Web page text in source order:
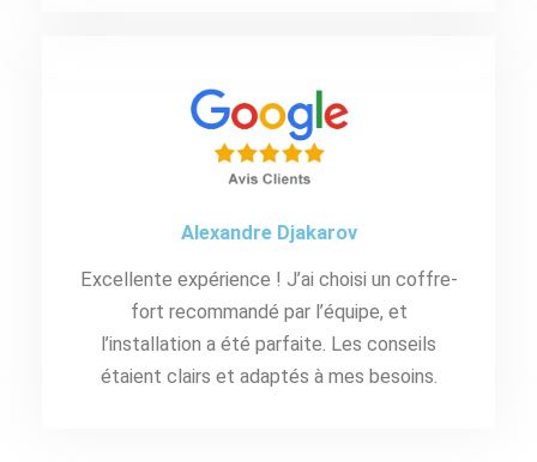
Alexandre Djakarov
Excellente expérience ! J’ai choisi un coffre-
fort recommandé par l’équipe, et
l’installation a été parfaite. Les conseils
étaient clairs et adaptés à mes besoins.